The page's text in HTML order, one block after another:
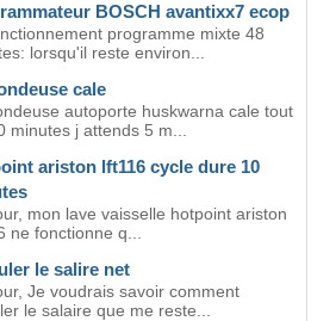
BOSCH avantixx7 ecop
programme mixte 48
lorsqu'il reste environ...
cale
autoporte huskwarna cale tout
minutes j attends 5 m...
ariston lft116 cycle dure 10
mon lave vaisselle hotpoint ariston
ne fonctionne q...
le salire net
Je voudrais savoir comment
le salaire que me reste...